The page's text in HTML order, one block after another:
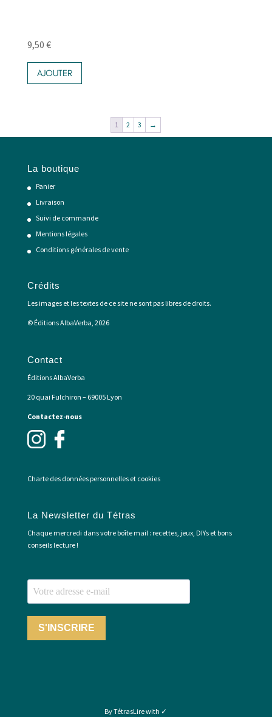
9,50 €
AJOUTER
1 2 3 →
La boutique
Panier
Livraison
Suivi de commande
Mentions légales
Conditions générales de vente
Crédits
Les images et les textes de ce site ne sont pas libres de droits.
© Éditions AlbaVerba, 2026
Contact
Éditions AlbaVerba
20 quai Fulchiron – 69005 Lyon
Contactez-nous
Charte des données personnelles et cookies
La Newsletter du Tétras
Chaque mercredi dans votre boîte mail : recettes, jeux, DIYs et bons
conseils lecture !
S'INSCRIRE
By TétrasLire with ✓